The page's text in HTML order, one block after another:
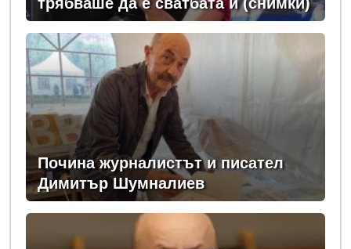
Почина журналистът и писател
Димитър Шумналиев